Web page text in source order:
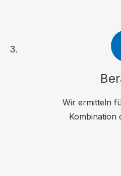
Wir ermitteln
Kombination